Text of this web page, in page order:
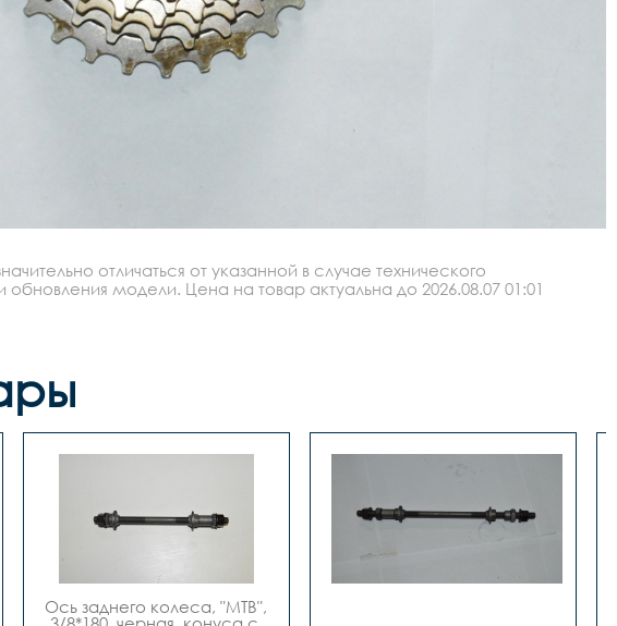
отличаться от указанной в случае технического
модели. Цена на товар актуальна до 2026.08.07 01:01
Ось заднего колеса, "МТВ",